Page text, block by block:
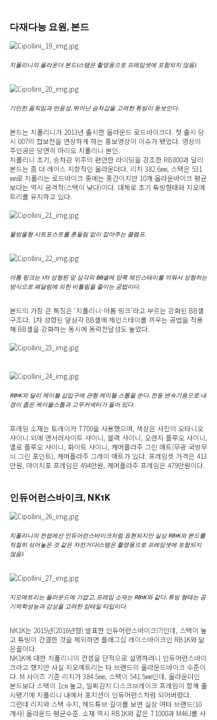
다재다능 요원, 본드
치폴리니의 올라운더 본드(스탬은 촬영용으로 프레임셋에 포함되지 않음).
기민한 움직임과 반응성, 뛰어난 승차감을 고려한 튜빙이 돋보인다.
본드는 치폴리니가 2013년 출시한 올라운드 로드바이크다. 첫 출시 당
시 007의 첩보전을 연상하게 하는 홍보영상이 이슈가 됐었다. 영상의
주인공은 당연히 마리오 치폴리니 본인.
치폴리니 초기, 승차감 위주의 편안한 라이딩을 강조한 RB800과 달리
본드는 좀 더 레이스 지향적인 올라운더다. 리치 382.6㎜, 스택은 531
㎜로 치폴리는 로드바이크 중에는 중간이지만 10개 올라운바이크 평균
보다는 역시 공격적(스택이 낮다)이다. 대체로 초기 튜빙형태와 지오메
트리를 유지하고 있다.
물방울형 시트포스트를 흔들림 없이 잡아주는 클램프.
아톰 링크는 1차 성형된 앞 삼각의 BB셸에 양쪽 체인스테이를 끼워서 성형하는
방식으로 페달링에 의한 비틀림을 줄이는 공법이다.
본드의 가장 큰 특징은 ‘치폴리니-아톰 링크’라고 부르는 강화된 BB셸
구조다. 1차 성형된 앞삼각 BB셸에 체인스테이를 끼우는 공법을 적용
해 BB셸을 강화하는 동시에 동력전달성도 높였다.
RB1K와 달리 케이블 삽입구에 관형 케이블 스톱을 쓴다. 전동 변속기용으로 내
경이 좁은 케이블스톱과 고무커넥터가 들어 있다.
프레임 소재는 토레이카 T700을 사용했으며, 색상은 사진의 오타니오
샤이니 외에 앤서러사이트 샤이니, 블랙 샤이니, 오렌지 플루오 샤이니,
옐로 플루오 샤이니, 화이트 샤이니, 캐머플라주 그린 매트(무광 국방무
늬 그린 포인트), 캐머플라주 그레이 매트가 있다. 프레임셋 가격은 413
만원, 마이치포 프레임은 494만원, 캐머플라주 프레임은 479만원이다.
인듀어런스바이크, NK1K
치폴리니의 컨셉에선 인듀어런스바이크처럼 표현되지만 실상 RB1K와 본드를
적절히 섞어놓은 것 같은 자전거다(스탬은 촬영용으로 프레임셋에 포함되지
않음).
지오메트리는 올라운드에 가깝고, 프레임 소재는 RB1K와 같다. 튜빙 형태는 공
기역학성능과 강성을 고려한 캄테일 타입이다.
NK1K는 2015년(2016년형) 발표한 인듀어런스바이크(?)인데, 스택이 높
고 튜빙이 간결한 것을 제외하면 플래그십 레이스바이크인 RB1K와 닮
은꼴이다.
NK1K에 대한 치폴리니의 컨셉을 단적으로 설명하려니 인듀어런스바이
크라고 했지만 사실 지오메트리는 타 브랜드의 올라운드바이크 수준이
다. M 사이즈 기준 리치가 384.5㎜, 스택이 541.5㎜인데, 올라운더인
본드보다 스택이 1㎝ 높고, 일찌감치 디스크브레이크 프레임이 함께 출
시됐기에 치폴리니 내에서 포지션이 인듀어런스처럼 되어버렸다.
그런데 리치와 스택 수치, 헤드튜브 길이를 보면 실상 여타 브랜드(10
개사) 올라운드 평균수준. 소재 역시 RB1K와 같은 T1000과 M46J를 사